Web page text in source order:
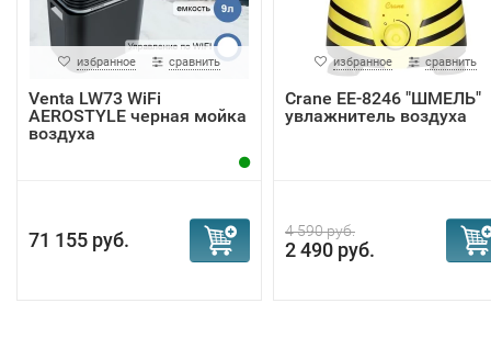
избранное сравнить
Venta LW73 WiFi
AEROSTYLE черная мойка
воздуха
71 155 руб.
избранное сравнить
Crane EE-8246 "ШМЕЛЬ"
увлажнитель воздуха
4 590 руб.
2 490 руб.